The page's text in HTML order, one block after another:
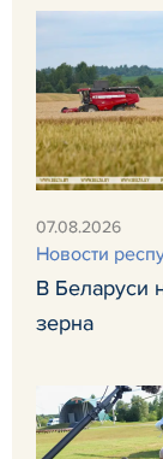
07.08.2026
Новости
В Беларуси
зерна